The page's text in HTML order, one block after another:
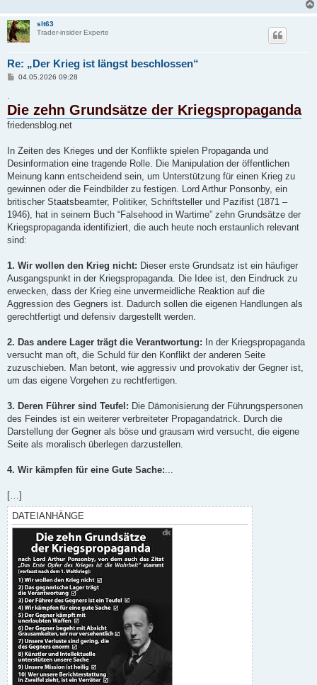
slt63
Trader-insider Experte
Re: „Der Krieg ist längst beschlossen“
B
r
a
g
04.05.2026 09:28
.
Die zehn Grundsätze der Kriegspropaganda
friedensblog.net
In Zeiten des Krieges und der Konflikte spielen Propaganda und
Desinformation eine tragende Rolle. Die Manipulation der öffentlichen
Meinung kann entscheidend sein, um Unterstützung für einen Krieg zu
gewinnen oder die Feindbilder zu festigen. Lord Arthur Ponsonby, ein
britischer Staatsbeamter, Politiker, Schriftsteller und Pazifist (1871 –
1946), hat in seinem Buch “Falsehood in Wartime” zehn Grundsätze der
Kriegspropaganda identifiziert, die auch heute noch erstaunlich relevant
sind:
1. Wir wollen den Krieg nicht: Dieser erste Grundsatz ist ein häufiger
Ausgangspunkt in der Kriegspropaganda. Die Idee ist, den Eindruck zu
erwecken, dass der Krieg eine unvermeidliche Reaktion auf die
Aggression des Gegners ist. Dadurch sollen die eigenen Handlungen als
gerechtfertigt und defensiv dargestellt werden.
2. Das andere Lager trägt die Verantwortung:
In der Kriegspropaganda
versucht man oft, die Schuld für den Konflikt der anderen Seite
zuzuschieben. Man betont, wie aggressiv und provokativ der Gegner ist,
um das eigene Vorgehen zu rechtfertigen.
3. Deren Führer sind Teufel: Die Dämonisierung der Führungspersonen
des Feindes ist ein weiterer verbreiteter Propagandatrick. Durch die
Darstellung der Gegner als böse und grausam wird versucht, die eigene
Seite als moralisch überlegen darzustellen.
4. Wir kämpfen für eine Gute Sache:...
[…]
DATEIANHÄNGE